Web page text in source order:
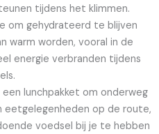
tijdens het klimmen.
om gehydrateerd te blijven
warm worden, vooral in de
energie verbranden tijdens
lunchpakket om onderweg
eetgelegenheden op de route,
voedsel bij je te hebben